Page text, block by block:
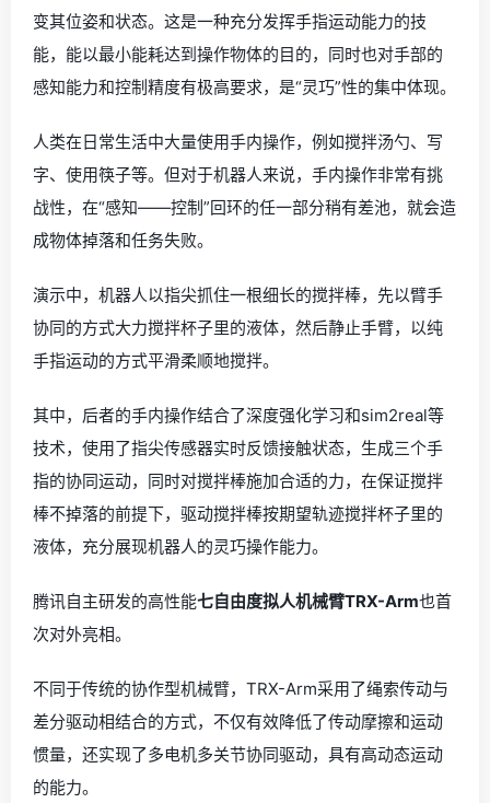
变其位姿和状态。这是一种充分发挥手指运动能力的技
能，能以最小能耗达到操作物体的目的，同时也对手部的
感知能力和控制精度有极高要求，是“灵巧”性的集中体现。
人类在日常生活中大量使用手内操作，例如搅拌汤勺、写
字、使用筷子等。但对于机器人来说，手内操作非常有挑
战性，在“感知——控制”回环的任一部分稍有差池，就会造
成物体掉落和任务失败。
演示中，机器人以指尖抓住一根细长的搅拌棒，先以臂手
协同的方式大力搅拌杯子里的液体，然后静止手臂，以纯
手指运动的方式平滑柔顺地搅拌。
其中，后者的手内操作结合了深度强化学习和sim2real等
技术，使用了指尖传感器实时反馈接触状态，生成三个手
指的协同运动，同时对搅拌棒施加合适的力，在保证搅拌
棒不掉落的前提下，驱动搅拌棒按期望轨迹搅拌杯子里的
液体，充分展现机器人的灵巧操作能力。
腾讯自主研发的高性能七自由度拟人机械臂TRX-Arm也首
次对外亮相。
不同于传统的协作型机械臂，TRX-Arm采用了绳索传动与
差分驱动相结合的方式，不仅有效降低了传动摩擦和运动
惯量，还实现了多电机多关节协同驱动，具有高动态运动
的能力。